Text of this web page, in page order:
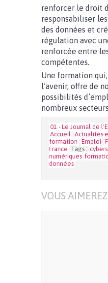
renforcer le droit
responsabiliser
des données et
régulation avec
renforcée entre
compétentes.
Une formation
l’avenir, offre de
possibilités
nombreux
01 - Le Journal de
Accueil Actualités
formation Emploi
France Tags :
numériques
données
VOUS